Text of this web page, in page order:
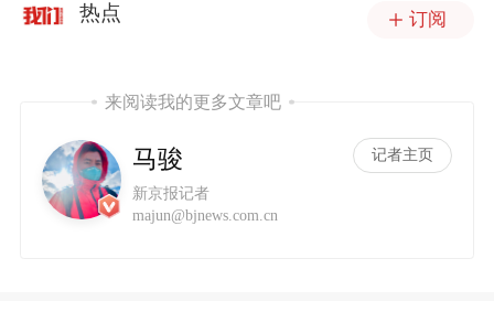
热点 订阅
来阅读我的更多文章吧
马骏
新京报记者
记者主页
majun@bjnews.com.cn